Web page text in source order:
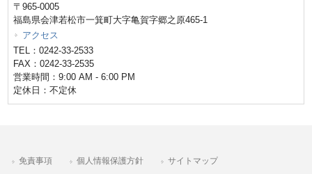
〒965-0005
福島県会津若松市一箕町大字亀賀字郷之原465-1
アクセス
TEL：0242-33-2533
FAX：0242-33-2535
営業時間：9:00 AM - 6:00 PM
定休日：不定休
免責事項 個人情報保護方針 サイトマップ